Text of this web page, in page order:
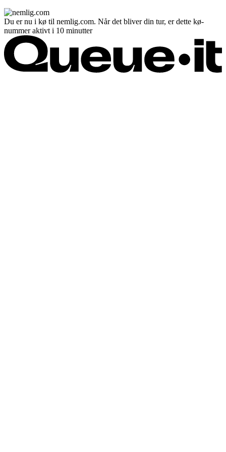
Du er nu i kø til nemlig.com. Når det bliver din tur, er dette kø-
nummer aktivt i 10 minutter